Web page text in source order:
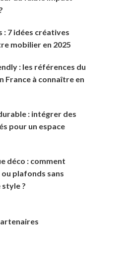
: 7 idées créatives
mobilier en 2025
: les références du
France à connaître en
: intégrer des
pour un espace
déco : comment
plafonds sans
?